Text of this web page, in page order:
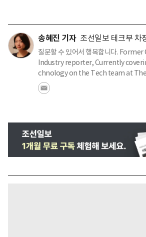
송혜진 기자 조선일보 테크부 차
질문할 수 있어서 행복합니다.
Industry reporter, Currently
chnology on the Tech team at